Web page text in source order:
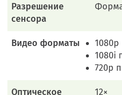
Разрешение
сенсора
Видео форматы
1080i
720p
Оптическое
12×